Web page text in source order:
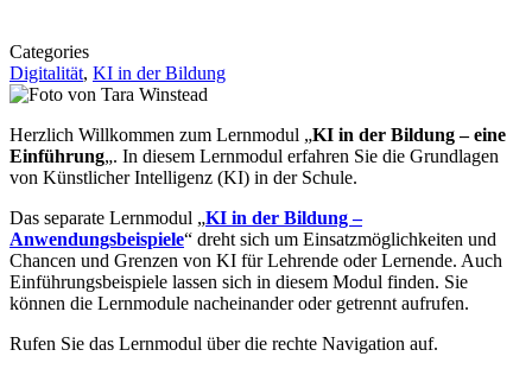
Categories
Digitalität, KI in der Bildung
Herzlich Willkommen zum Lernmodul „KI in der Bildung – eine
Einführung„. In diesem Lernmodul erfahren Sie die Grundlagen
von Künstlicher Intelligenz (KI) in der Schule.
Das separate Lernmodul „KI in der Bildung –
Anwendungsbeispiele“ dreht sich um Einsatzmöglichkeiten und
Chancen und Grenzen von KI für Lehrende oder Lernende. Auch
Einführungsbeispiele lassen sich in diesem Modul finden. Sie
können die Lernmodule nacheinander oder getrennt aufrufen.
Rufen Sie das Lernmodul über die rechte Navigation auf.